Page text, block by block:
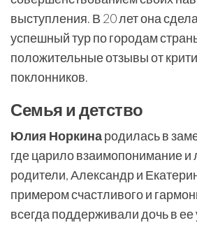
выступления. В 20 лет она
успешный тур по городам
положительные отзывы от
поклонников.
Семья и детство
Юлия Норкинародилась в
где царило взаимопонимание
родители, Александр и
примером счастливого и
всегда поддерживали дочь в ее